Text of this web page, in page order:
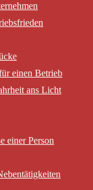
einen Betrieb
ans Licht
einer Person